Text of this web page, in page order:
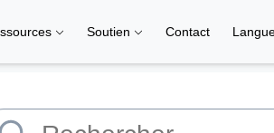
Soutien Contact